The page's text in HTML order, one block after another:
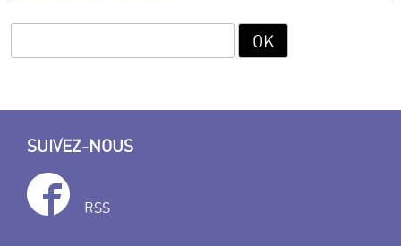
SUIVEZ-NOUS
RSS